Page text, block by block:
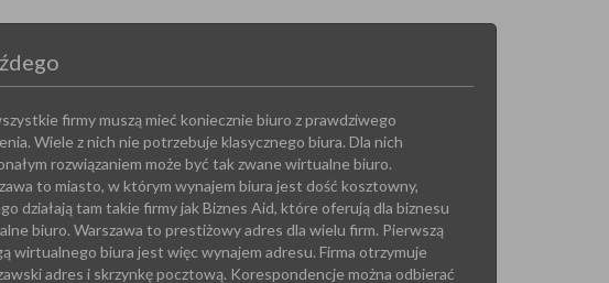
firmy muszą mieć koniecznie biuro z prawdziwego
Wiele z nich nie potrzebuje klasycznego biura. Dla nich
rozwiązaniem może być tak zwane wirtualne biuro.
to miasto, w którym wynajem biura jest dość kosztowny,
działają tam takie firmy jak Biznes Aid, które oferują dla biznesu
biuro. Warszawa to prestiżowy adres dla wielu firm. Pierwszą
wirtualnego biura jest więc wynajem adresu. Firma otrzymuje
adres i skrzynkę pocztową. Korespondencje można odbierać